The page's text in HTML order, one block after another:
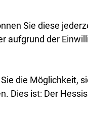
Sie diese
aufgrund der
die Möglichkeit,
Dies ist: Der